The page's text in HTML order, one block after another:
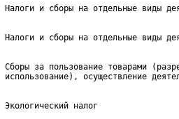
Сборы за пользование товарами